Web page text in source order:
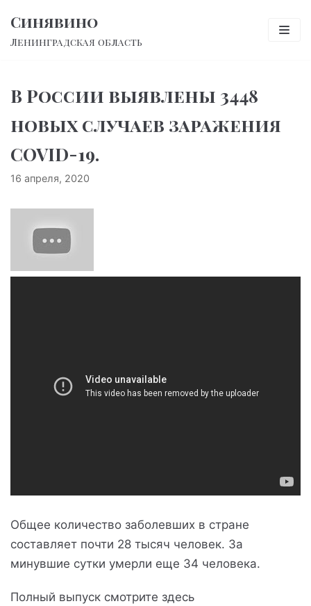
Перейти
к
Синявино
Ленинградская область
В России выявлены 3448
новых случаев заражения
COVID-19.
16 апреля, 2020
Общее количество заболевших в стране
составляет почти 28 тысяч человек. За
минувшие сутки умерли еще 34 человека.
Полный выпуск смотрите здесь